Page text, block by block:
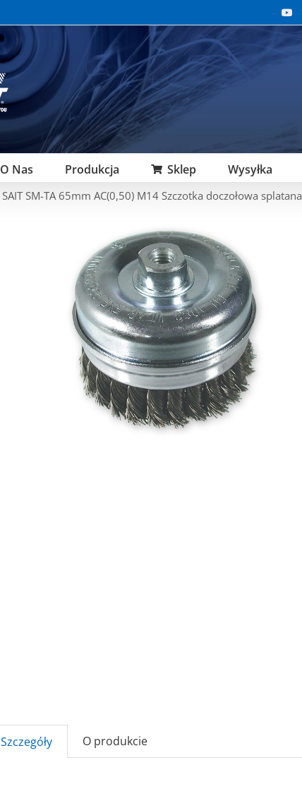
O Nas Produkcja Sklep Wysyłka
SAIT SM-TA 65mm AC(0,50) M14 Szczotka doczołowa splatana
Szczegóły O produkcie